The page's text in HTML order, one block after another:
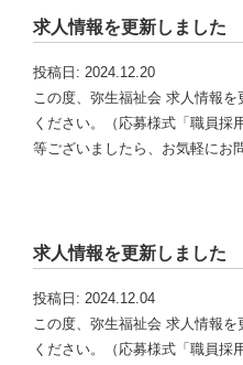
求人情報を更新しました
投稿日: 2024.12.20
この度、弥生福祉会 求人情報
ください。（応募様式「職員採
等ございましたら、お気軽にお
求人情報を更新しました
投稿日: 2024.12.04
この度、弥生福祉会 求人情報
ください。（応募様式「職員採